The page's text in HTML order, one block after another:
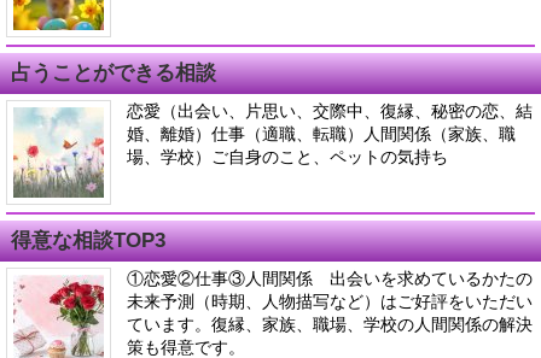
占うことができる相談
恋愛（出会い、片思い、交際中、復縁、秘密の恋、結
婚、離婚）仕事（適職、転職）人間関係（家族、職
場、学校）ご自身のこと、ペットの気持ち
得意な相談TOP3
①恋愛②仕事③人間関係 出会いを求めているかたの
未来予測（時期、人物描写など）はご好評をいただい
ています。復縁、家族、職場、学校の人間関係の解決
策も得意です。